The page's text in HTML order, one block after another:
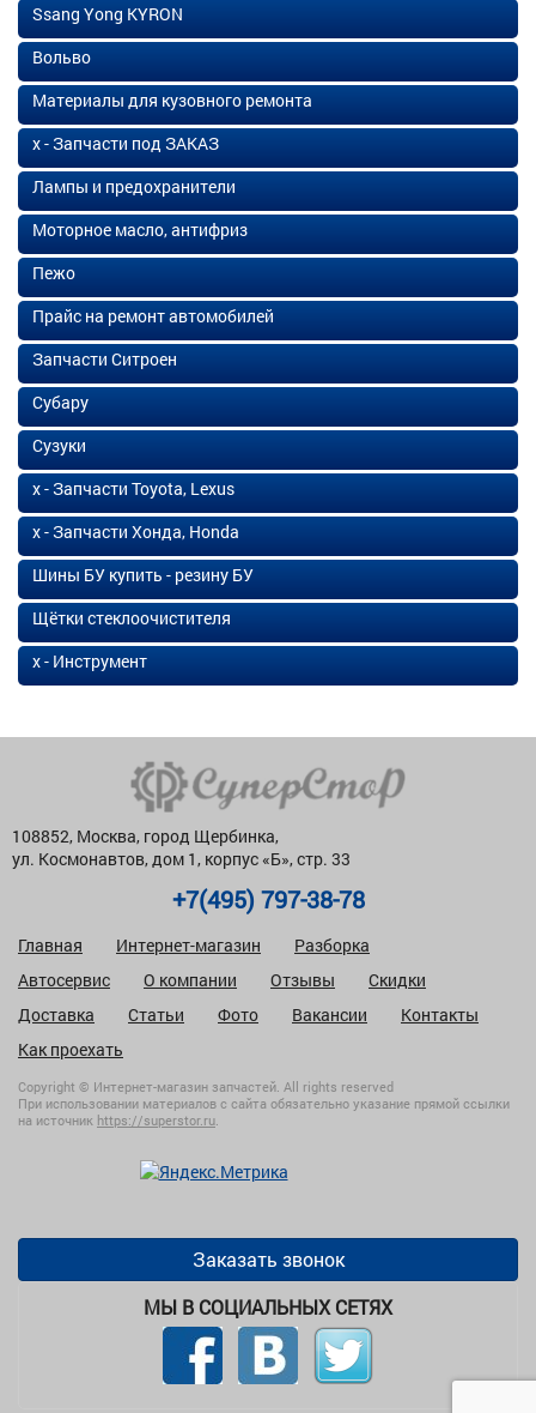
Ssang Yong KYRON
Вольво
Материалы для кузовного ремонта
х - Запчасти под ЗАКАЗ
Лампы и предохранители
Моторное масло, антифриз
Пежо
Прайс на ремонт автомобилей
Запчасти Ситроен
Субару
Сузуки
х - Запчасти Toyota, Lexus
х - Запчасти Хонда, Honda
Шины БУ купить - резину БУ
Щётки стеклоочистителя
х - Инструмент
108852, Москва, город Щербинка,
ул. Космонавтов, дом 1, корпус «Б», стр. 33
+7(495) 797-38-78
Главная Интернет-магазин
Разборка
Автосервис
О компании Отзывы
Скидки
Доставка
Статьи Фото Вакансии
Контакты
Как проехать
Copyright © Интернет-магазин запчастей. All rights reserved
При использовании материалов с сайта обязательно указание прямой ссылки
на источник https://superstor.ru.
Заказать звонок
МЫ В СОЦИАЛЬНЫХ СЕТЯХ